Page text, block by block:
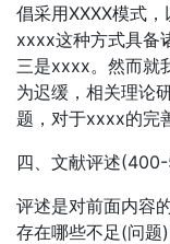
倡采用XXXX模式
xxxx这种方式具备
三是xxxx。然而就
为迟缓，相关理论
题，对于xxxx的完
四、文献评述
评述是对前面内容
存在哪些不足(问题